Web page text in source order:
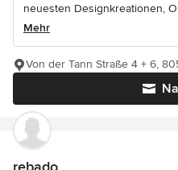
neuesten Designkreationen,
Mehr
Von der Tann Straße 4 + 6,